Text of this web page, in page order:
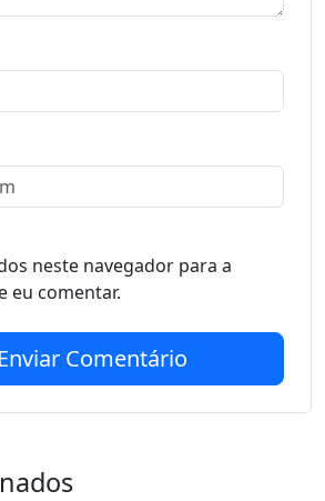
neste navegador para a
eu comentar.
Enviar Comentário